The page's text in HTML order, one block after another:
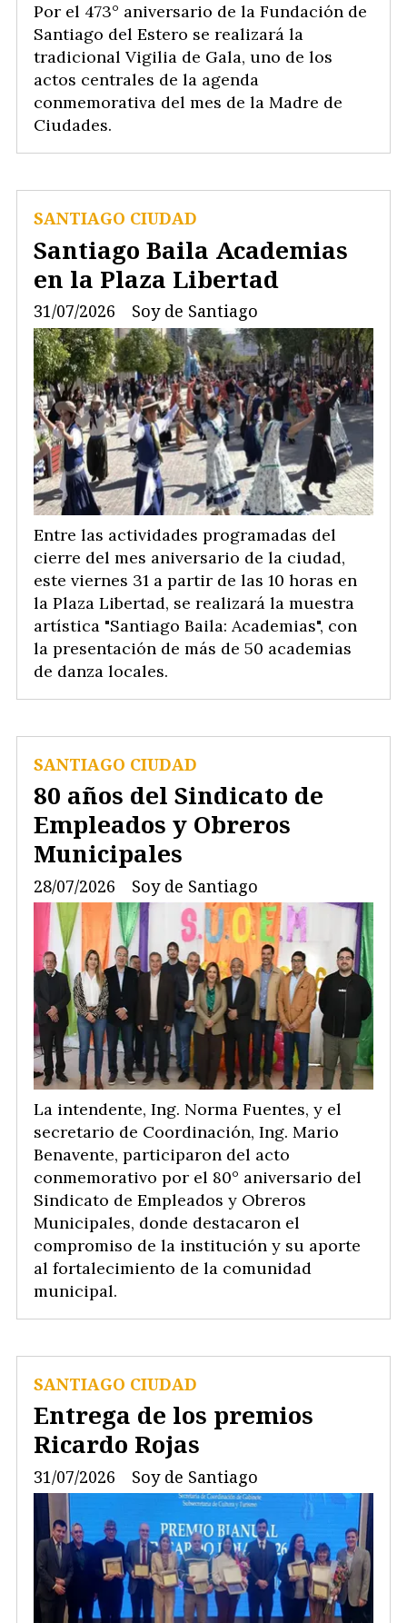
Por el 473° aniversario de la Fundación de
Santiago del Estero se realizará la
tradicional Vigilia de Gala, uno de los
actos centrales de la agenda
conmemorativa del mes de la Madre de
Ciudades.
Santiago Baila Academias
en la Plaza Libertad
Soy de Santiago
SANTIAGO CIUDAD
31/07/2026
Entre las actividades programadas del
cierre del mes aniversario de la ciudad,
este viernes 31 a partir de las 10 horas en
la Plaza Libertad, se realizará la muestra
artística "Santiago Baila: Academias", con
la presentación de más de 50 academias
de danza locales.
80 años del Sindicato de
Empleados y Obreros
Municipales
Soy de Santiago
SANTIAGO CIUDAD
28/07/2026
La intendente, Ing. Norma Fuentes, y el
secretario de Coordinación, Ing. Mario
Benavente, participaron del acto
conmemorativo por el 80° aniversario del
Sindicato de Empleados y Obreros
Municipales, donde destacaron el
compromiso de la institución y su aporte
al fortalecimiento de la comunidad
municipal.
Entrega de los premios
Ricardo Rojas
Soy de Santiago
SANTIAGO CIUDAD
31/07/2026